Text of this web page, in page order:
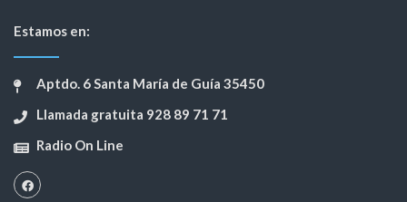
Estamos en:
Aptdo. 6 Santa María de Guía 35450
Llamada gratuita 928 89 71 71
Radio On Line